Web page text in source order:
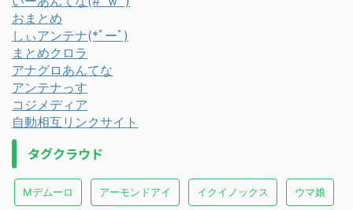
おまとめ
しぃアンテナ(*ﾟーﾟ)
まとめクロラ
アナグロあんてな
アンテナっす
コジメディア
自動相互リンクサイト
タグクラウド
Mデムーロ アーモンドアイ イクイノックス ウマ娘